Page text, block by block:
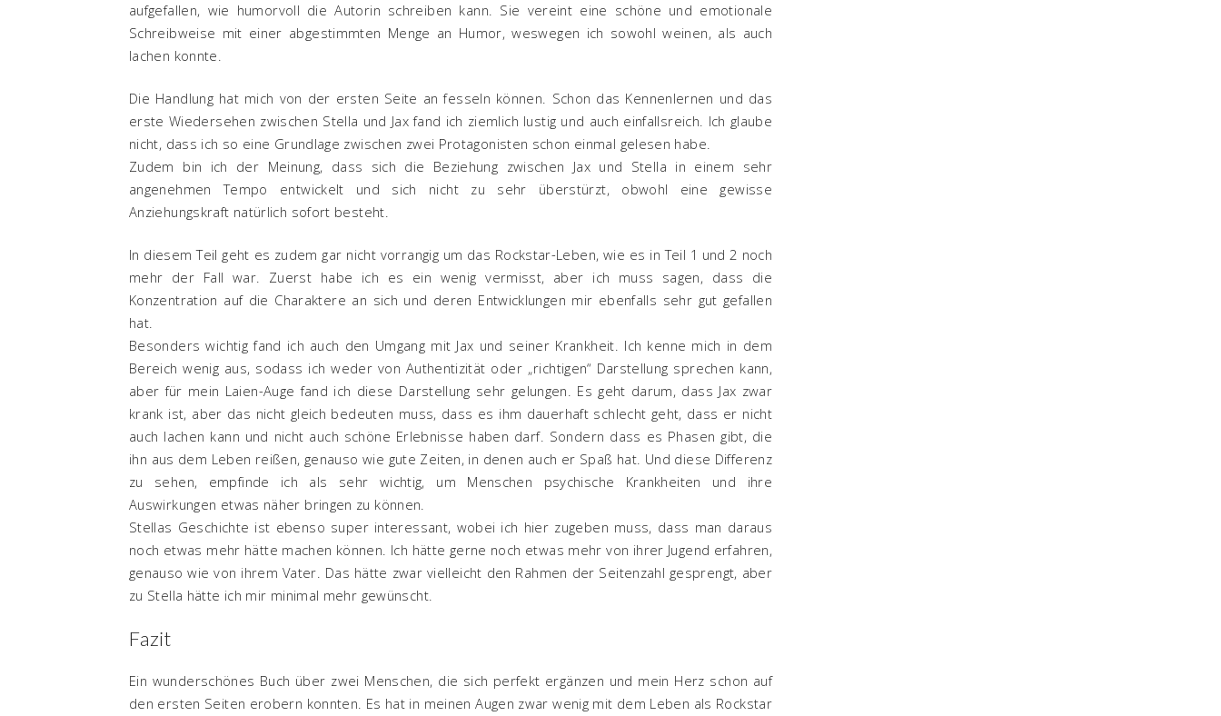
aufgefallen, wie humorvoll die Autorin schreiben kann. Sie vereint eine schöne und emotionale
Schreibweise mit einer abgestimmten Menge an Humor, weswegen ich sowohl weinen, als auch
lachen konnte.
Die Handlung hat mich von der ersten Seite an fesseln können. Schon das Kennenlernen und das
erste Wiedersehen zwischen Stella und Jax fand ich ziemlich lustig und auch einfallsreich. Ich glaube
nicht, dass ich so eine Grundlage zwischen zwei Protagonisten schon einmal gelesen habe.
Zudem bin ich der Meinung, dass sich die Beziehung zwischen Jax und Stella in einem sehr
angenehmen Tempo entwickelt und sich nicht zu sehr überstürzt, obwohl eine gewisse
Anziehungskraft natürlich sofort besteht.
In diesem Teil geht es zudem gar nicht vorrangig um das Rockstar-Leben, wie es in Teil 1 und 2 noch
mehr der Fall war. Zuerst habe ich es ein wenig vermisst, aber ich muss sagen, dass die
Konzentration auf die Charaktere an sich und deren Entwicklungen mir ebenfalls sehr gut gefallen
hat.
Besonders wichtig fand ich auch den Umgang mit Jax und seiner Krankheit. Ich kenne mich in dem
Bereich wenig aus, sodass ich weder von Authentizität oder „richtigen“ Darstellung sprechen kann,
aber für mein Laien-Auge fand ich diese Darstellung sehr gelungen. Es geht darum, dass Jax zwar
krank ist, aber das nicht gleich bedeuten muss, dass es ihm dauerhaft schlecht geht, dass er nicht
auch lachen kann und nicht auch schöne Erlebnisse haben darf. Sondern dass es Phasen gibt, die
ihn aus dem Leben reißen, genauso wie gute Zeiten, in denen auch er Spaß hat. Und diese Differenz
zu sehen, empfinde ich als sehr wichtig, um Menschen psychische Krankheiten und ihre
Auswirkungen etwas näher bringen zu können.
Stellas Geschichte ist ebenso super interessant, wobei ich hier zugeben muss, dass man daraus
noch etwas mehr hätte machen können. Ich hätte gerne noch etwas mehr von ihrer Jugend erfahren,
genauso wie von ihrem Vater. Das hätte zwar vielleicht den Rahmen der Seitenzahl gesprengt, aber
zu Stella hätte ich mir minimal mehr gewünscht.
Fazit
Ein wunderschönes Buch über zwei Menschen, die sich perfekt ergänzen und mein Herz schon auf
den ersten Seiten erobern konnten. Es hat in meinen Augen zwar wenig mit dem Leben als Rockstar